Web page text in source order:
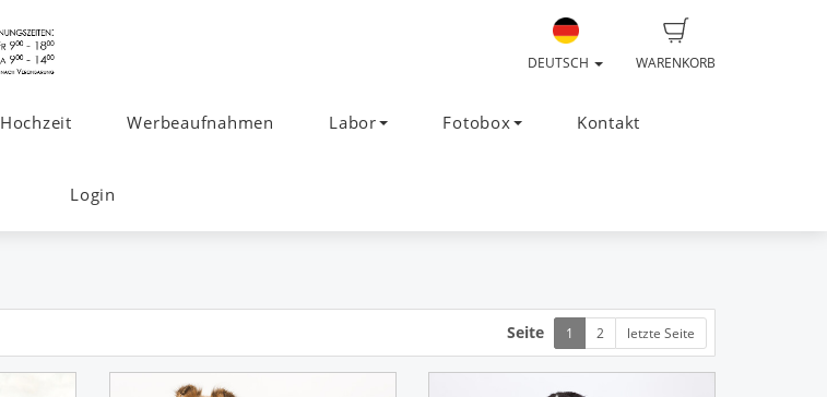
WARENKORB
DEUTSCH
Hochzeit Werbeaufnahmen Labor Fotobox Kontakt
Login
Seite 1 2 letzte Seite